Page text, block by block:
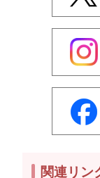
関連リン